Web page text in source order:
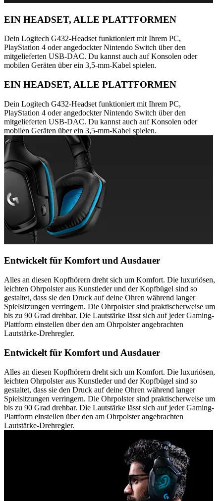
EIN HEADSET, ALLE PLATTFORMEN
Dein Logitech G432-Headset funktioniert mit Ihrem PC,
PlayStation 4 oder angedockter Nintendo Switch über den
mitgelieferten USB-DAC. Du kannst auch auf Konsolen oder
mobilen Geräten über ein 3,5-mm-Kabel spielen.
EIN HEADSET, ALLE PLATTFORMEN
Dein Logitech G432-Headset funktioniert mit Ihrem PC,
PlayStation 4 oder angedockter Nintendo Switch über den
mitgelieferten USB-DAC. Du kannst auch auf Konsolen oder
mobilen Geräten über ein 3,5-mm-Kabel spielen.
Entwickelt für Komfort und Ausdauer
Alles an diesen Kopfhörern dreht sich um Komfort. Die luxuriösen,
leichten Ohrpolster aus Kunstleder und der Kopfbügel sind so
gestaltet, dass sie den Druck auf deine Ohren während langer
Spielsitzungen verringern. Die Ohrpolster sind praktischerweise um
bis zu 90 Grad drehbar. Die Lautstärke lässt sich auf jeder Gaming-
Plattform einstellen über den am Ohrpolster angebrachten
Lautstärke-Drehregler.
Entwickelt für Komfort und Ausdauer
Alles an diesen Kopfhörern dreht sich um Komfort. Die luxuriösen,
leichten Ohrpolster aus Kunstleder und der Kopfbügel sind so
gestaltet, dass sie den Druck auf deine Ohren während langer
Spielsitzungen verringern. Die Ohrpolster sind praktischerweise um
bis zu 90 Grad drehbar. Die Lautstärke lässt sich auf jeder Gaming-
Plattform einstellen über den am Ohrpolster angebrachten
Lautstärke-Drehregler.